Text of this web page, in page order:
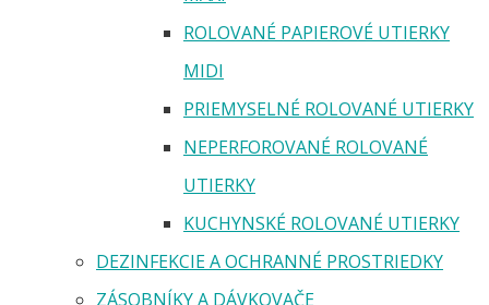
ROLOVANÉ PAPIEROVÉ UTIERKY
MIDI
PRIEMYSELNÉ ROLOVANÉ UTIERKY
NEPERFOROVANÉ ROLOVANÉ
UTIERKY
KUCHYNSKÉ ROLOVANÉ UTIERKY
DEZINFEKCIE A OCHRANNÉ PROSTRIEDKY
ZÁSOBNÍKY A DÁVKOVAČE